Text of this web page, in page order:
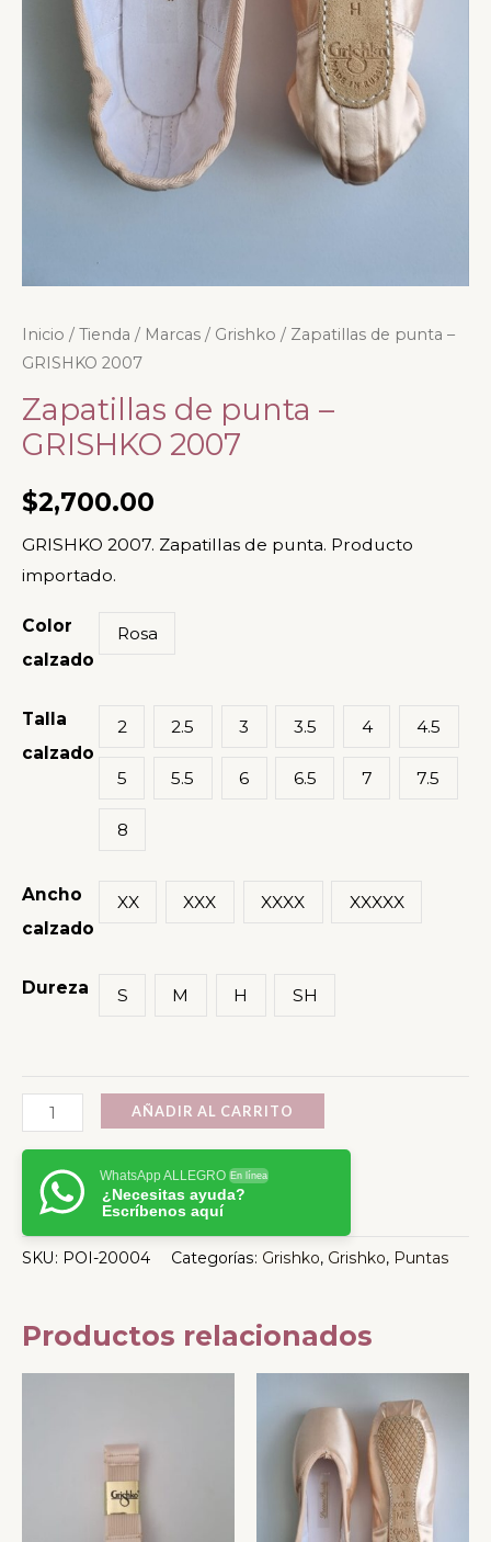
Inicio / Tienda / Marcas / Grishko / Zapatillas de punta –
GRISHKO 2007
Zapatillas de punta –
GRISHKO 2007
$2,700.00
GRISHKO 2007. Zapatillas de punta. Producto
importado.
Color
calzado
Rosa
Talla
calzado
2 2.5 3 3.5 4 4.5
5 5.5 6 6.5 7 7.5
8
Ancho
calzado
XX XXX XXXX XXXXX
Dureza S M H SH
Zapatillas
de
punta
-
GRISHKO
2007
cantidad
AÑADIR AL CARRITO
WhatsApp ALLEGRO En línea
¿Necesitas ayuda?
Escríbenos aquí
SKU: POI-20004 Categorías: Grishko, Grishko, Puntas
Productos relacionados
múltiples
variantes.
producto
tiene
múltiples
variantes.